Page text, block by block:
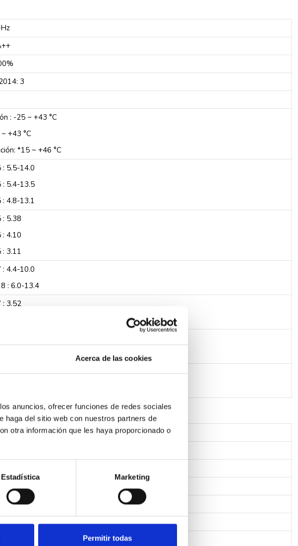
Acerca de las cookies
anuncios, ofrecer funciones de redes sociales
haga del sitio web con nuestros partners de
otra información que les haya proporcionado o
Estadística Marketing
Permitir todas
3
: -25 ~ +43 °C
+43 °C
*15 ~ +46 °C
5.5-14.0
5.4-13.5
4.8-13.1
5.38
4.10
3.11
4.4-10.0
: 6.0-13.4
3.52
: 40 dB
230V 50Hz
995 l/h
6000 m³/h